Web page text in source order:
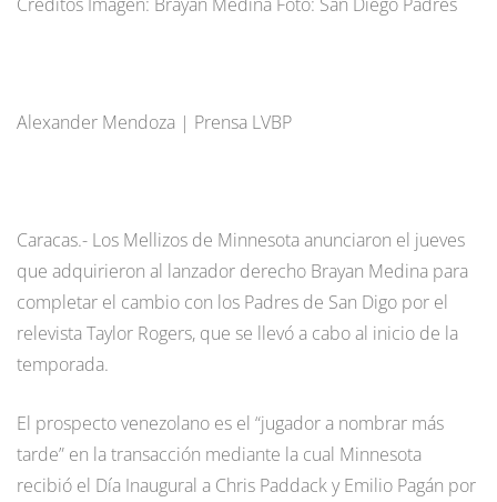
Alexander Mendoza | Prensa LVBP
Caracas.- Los Mellizos de Minnesota anunciaron el jueves
que adquirieron al lanzador derecho Brayan Medina para
completar el cambio con los Padres de San Digo por el
relevista Taylor Rogers, que se llevó a cabo al inicio de la
temporada.
El prospecto venezolano es el “jugador a nombrar más
tarde” en la transacción mediante la cual Minnesota
recibió el Día Inaugural a Chris Paddack y Emilio Pagán por